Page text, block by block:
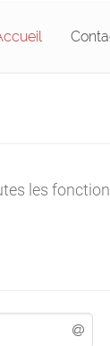
les